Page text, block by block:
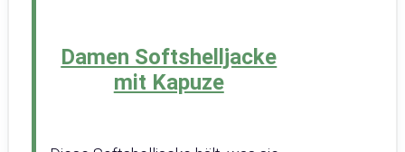
Damen Softshelljacke
mit Kapuze